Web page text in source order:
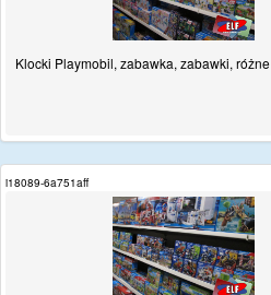
Klocki Playmobil, zabawka, zabawki, różne
i18089-6a751aff